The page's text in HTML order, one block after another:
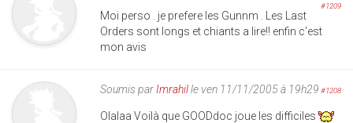
#1209
Moi perso . je prefere les Gunnm . Les Last
Orders sont longs et chiants a lire!! enfin c'est
mon avis
Soumis par Imrahille ven 11/11/2005 à 19h29 #1208
Olalaa Voilà que GOODdoc joue les difficiles